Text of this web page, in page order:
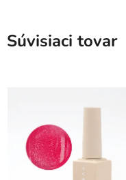
Súvisiaci tovar